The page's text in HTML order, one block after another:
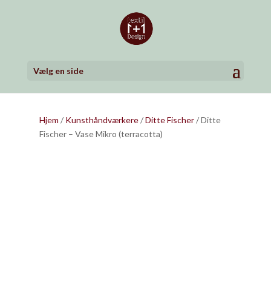
Vælg en side
Hjem / Kunsthåndværkere/Ditte Fischer/ Ditte
Fischer – Vase Mikro (terracotta)